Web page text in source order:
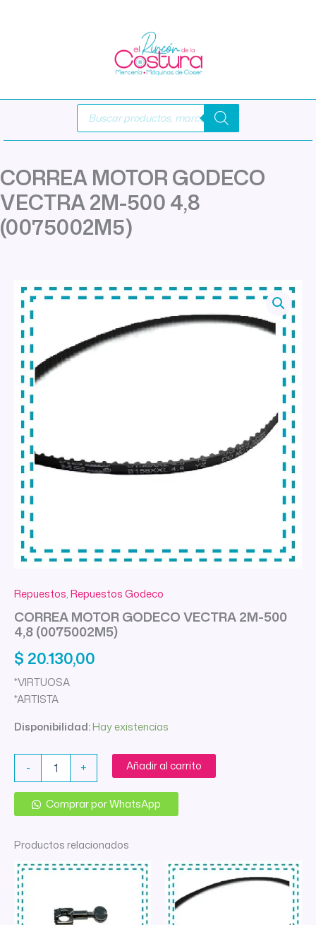
Búsqueda
productos
CORREA MOTOR GODECO
VECTRA 2M-500 4,8
(0075002M5)
Repuestos,Repuestos Godeco
CORREA MOTOR GODECO VECTRA 2M-500
4,8 (0075002M5)
$ 20.130,00
*VIRTUOSA
*ARTISTA
Disponibilidad:Hay existencias
-
MOTOR
VECTRA
2M-
4,8
cantidad
+ Añadir al carrito
Comprar por WhatsApp
Productos relacionados